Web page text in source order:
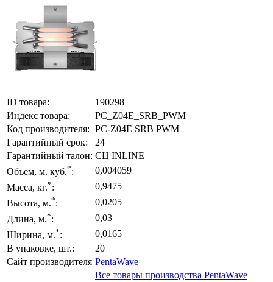
ID товара:
190298
Индекс товара:
PC_Z04E_SRB_PWM
Код производителя: PC-Z04E SRB PWM
Гарантийный срок:
24
Гарантийный талон: СЦ INLINE
Объем, м. куб.*:
0,004059
Масса, кг.*:
0,9475
Высота, м.*:
0,0205
Длина, м.*:
0,03
Ширина, м.*:
0,0165
В упаковке, шт.:
20
Сайт производителя PentaWave
Все товары производства PentaWave